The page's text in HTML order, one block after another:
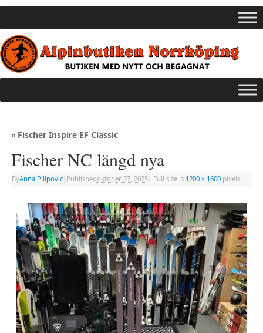
«Fischer Inspire EF Classic
Fischer NC längd nya
ByAnna Pilipovic| Publishedoktober 27, 2025| Full size is 1200 × 1600pixels